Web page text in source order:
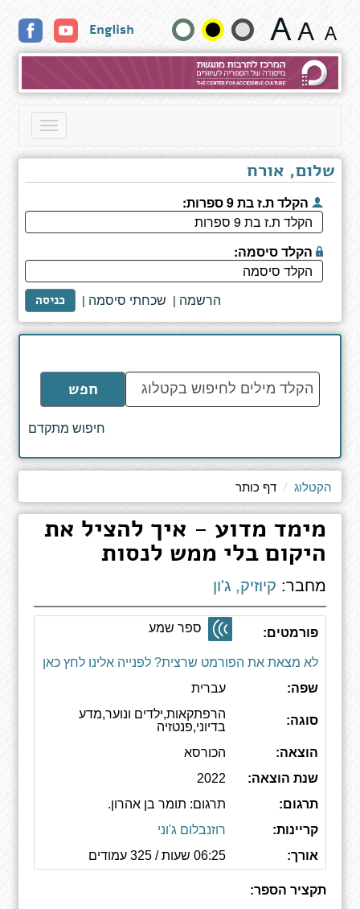
מדוע
-
איך
להציל
את
ממש
לנסות
שנה
גודל
טקסט
English
Toggle
שלום, אורח
הקלד ת.ז בת 9 ספרות:
הקלד סיסמה:
כניסה | שכחתי סיסמה | הרשמה
הקלד
מילים
לחיפוש
חפש
חיפוש מתקדם
הקטלוג דף כותר
מימד מדוע - איך להציל את
היקום בלי ממש לנסות
מחבר: קיוזיק, ג'ון
פורמטים: ספר שמע
לא מצאת את הפורמט שרצית? לפנייה אלינו לחץ כאן
שפה:
עברית
סוגה:
הרפתקאות,ילדים ונוער,מדע
בדיוני,פנטזיה
הוצאה:
הכורסא
שנת הוצאה:
2022
תרגום:
תרגום: תומר בן אהרון.
קריינות:
רוזנבלום ג'וני
אורך:
06:25 שעות / 325 עמודים
תקציר הספר: